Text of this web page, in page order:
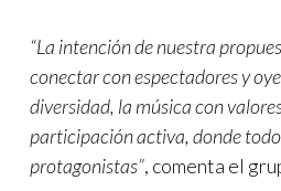
“La intención de nuestra
conectar con espectadores y
diversidad, la música con
participación activa, donde
protagonistas”, comenta el